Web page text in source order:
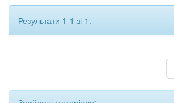
Результати 1-1 зі 1.